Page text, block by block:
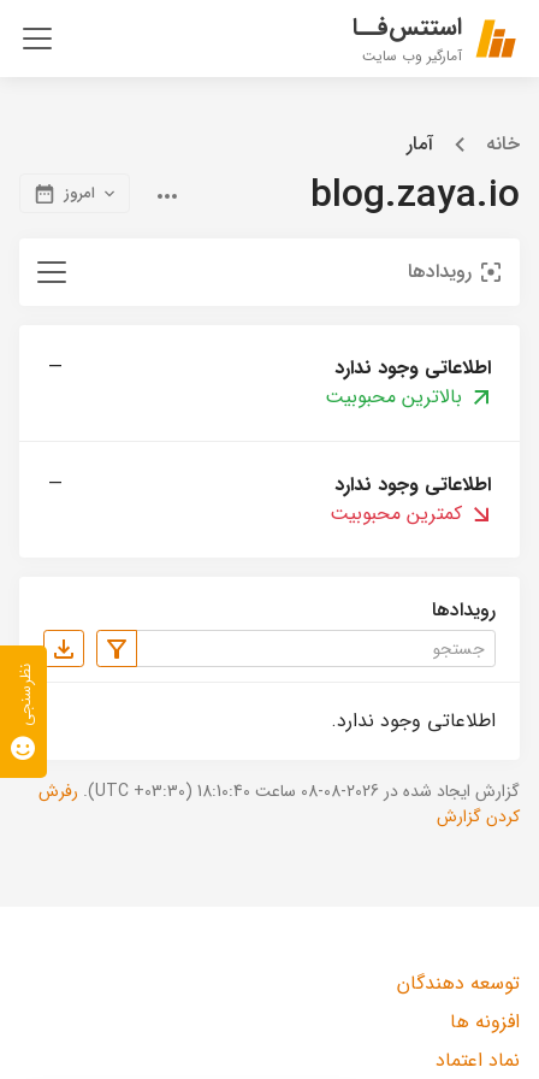
استتس‌فــا
آمارگیر وب سایت
خانه آمار
blog.zaya.io امروز
رویدادها
اطلاعاتی وجود ندارد
—
بالاترین محبوبیت
اطلاعاتی وجود ندارد
—
کمترین محبوبیت
رویدادها
اطلاعاتی وجود ندارد.
گزارش ایجاد شده در 2026-08-08 ساعت 18:10:40 (UTC +03:30).
رفرش
کردن گزارش
توسعه دهندگان
افزونه ها
نماد اعتماد
نظرسنجی